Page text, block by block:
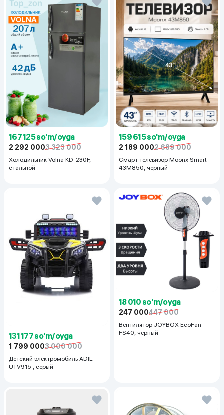
167 125 so'm/oyga
2 292 0003 323 000
Холодильник Volna KD-230F,
стальной
159 615 so'm/oyga
2 189 0002 689 000
Смарт телевизор Moonx Smart
43M850, черный
131 177 so'm/oyga
1 799 0003 000 000
Детский электромобиль ADIL
UTV915 , серый
18 010 so'm/oyga
247 000447 000
Вентилятор JOYBOX EcoFan
FS40, черный